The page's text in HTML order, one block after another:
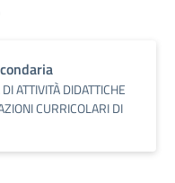
ATTIVITÀ DIDATTICHE
CURRICOLARI DI